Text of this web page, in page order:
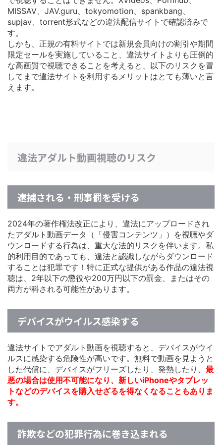
MISSAV、JAV.guru、tokyomotion、spankbang、
supjav、torrent形式などの違法配信サイトで確認済みで
す。
しかも、正規の有料サイトでは新規会員向けの割引や期間
限定セールを実施している こと、違法サイトよりも圧倒的
な高画質で視聴できることを考えると、以下のリスクを冒
してまで違法サイトを利用するメリットはとても薄いと言
えます。
違法アダルト動画視聴のリスク
逮捕される・刑事罰を受ける
2024年の著作権法改正により、違法にアップロードされ
たアダルト動画データ（「侵害コンテンツ」）を視聴やダ
ウンロードする行為は、重大な法的リスクを伴います。私
的利用目的であっても、違法と認識しながらダウンロード
することは犯罪です！特に正式な提供がある作品の違法視
聴は、2年以下の懲役や200万円以下の罰金、またはその
両方が科される可能性があります。
デバイスがウイルス感染する
違法サイトでアダルト動画を視聴すると、デバイスがウイ
ルスに感染する危険性が高いです。無料で動画を見ようと
した代償に、デバイスがフリーズしたり、発熱したり、 最
悪の場合は使用不可能になり、新しいiPhoneやタブレッ
トなどのデバイスを購入せざるを得なくなることもありま
す。
詐欺などの犯罪行為に巻き込まれる